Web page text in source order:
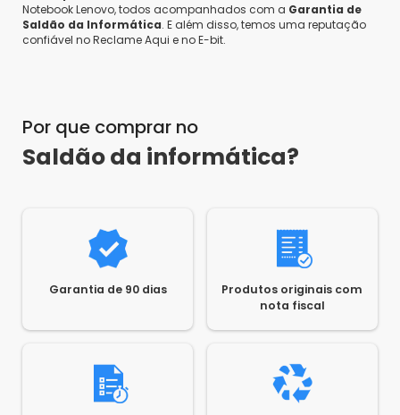
Notebook Lenovo, todos acompanhados com a Garantia de
Saldão da Informática. E além disso, temos uma reputação
confiável no Reclame Aqui e no E-bit.
Por que comprar no
Saldão da informática?
Garantia de 90 dias
Produtos originais com
nota fiscal